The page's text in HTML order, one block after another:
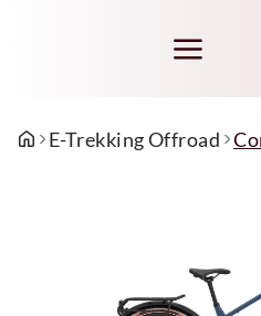
E-Trekking Offroad